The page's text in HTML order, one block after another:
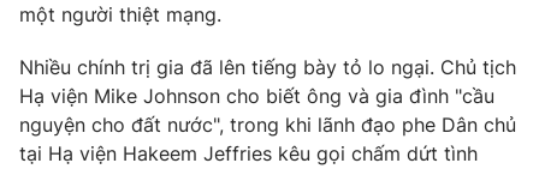
một người thiệt mạng.
Nhiều chính trị gia đã lên tiếng bày tỏ lo ngại. Chủ tịch
Hạ viện Mike Johnson cho biết ông và gia đình "cầu
nguyện cho đất nước", trong khi lãnh đạo phe Dân chủ
tại Hạ viện Hakeem Jeffries kêu gọi chấm dứt tình